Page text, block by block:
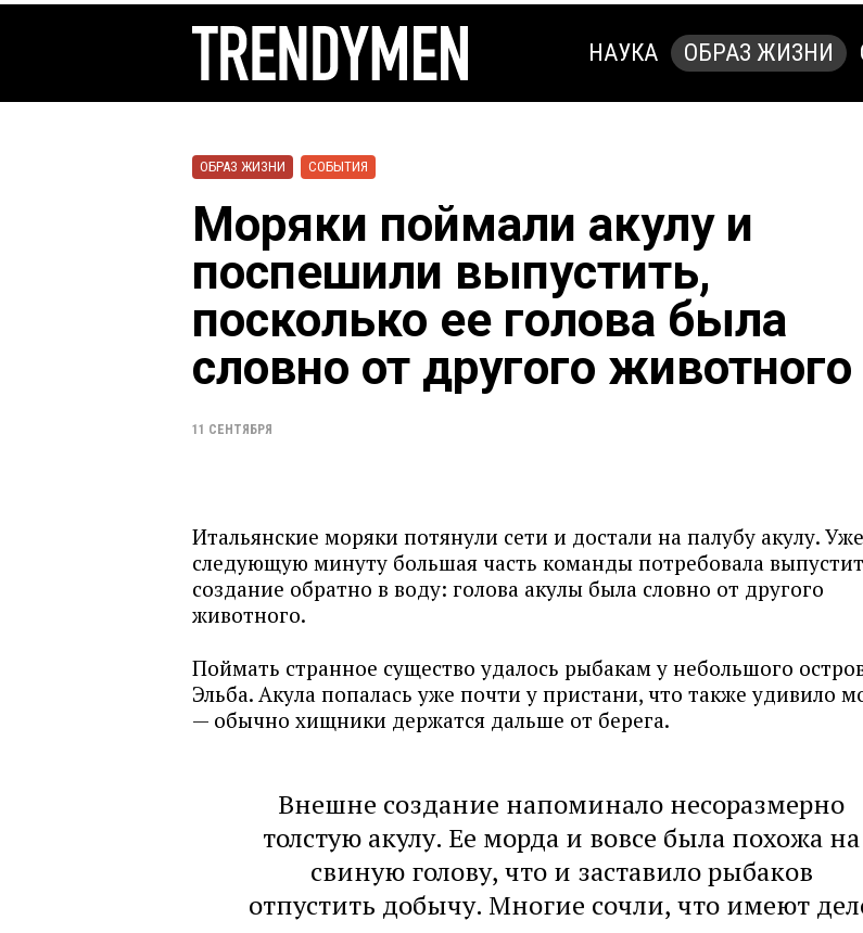
НАУКА ОБРАЗ ЖИЗНИ
ОБРАЗ ЖИЗНИ СОБЫТИЯ
Моряки поймали акулу и
поспешили выпустить,
посколько ее голова была
словно от другого животного
11 СЕНТЯБРЯ
Итальянские моряки потянули сети и достали на палубу акулу.
следующую минуту большая часть команды потребовала
создание обратно в воду: голова акулы была словно от другого
животного.
Поймать странное существо удалось рыбакам у небольшого
Эльба. Акула попалась уже почти у пристани, что также удивило
— обычно хищники держатся дальше от берега.
Внешне создание напоминало несоразмерно
толстую акулу. Ее морда и вовсе была похожа на
свиную голову, что и заставило рыбаков
отпустить добычу. Многие сочли, что имеют